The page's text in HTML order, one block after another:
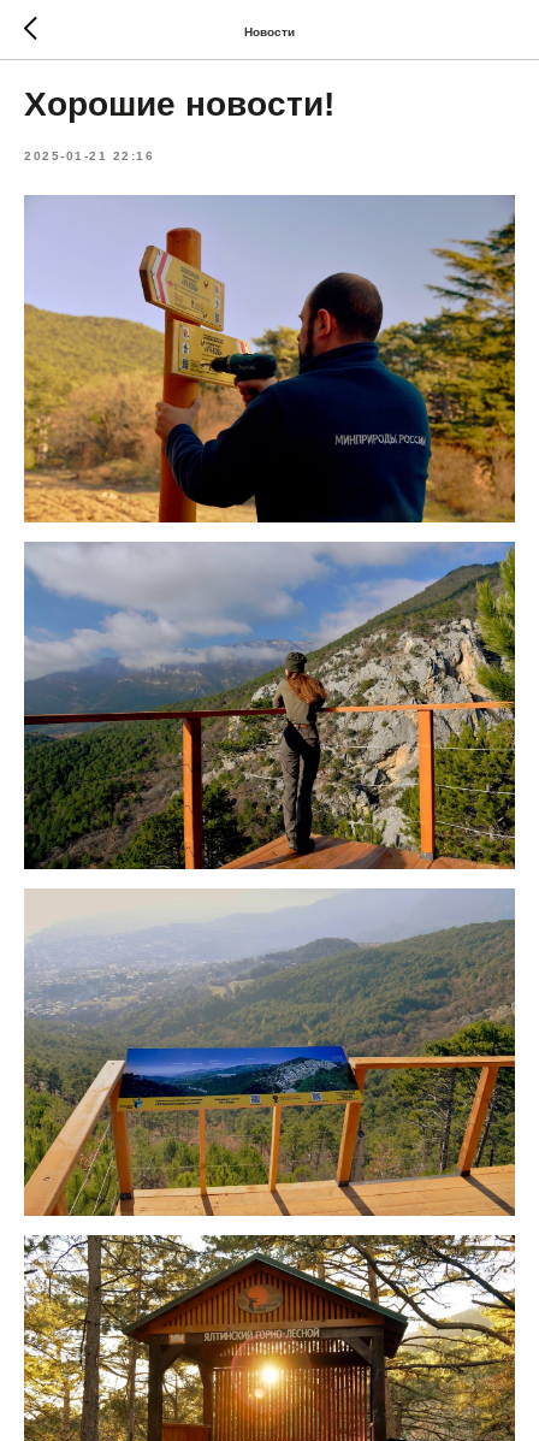
Новости
Хорошие новости!
2025-01-21 22:16